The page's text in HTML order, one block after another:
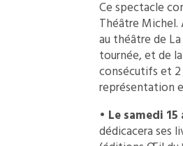
Ce spectacle
Théâtre Michel.
au théâtre de
tournée, et de
consécutifs et
représentation
• Le samedi
dédicacera ses